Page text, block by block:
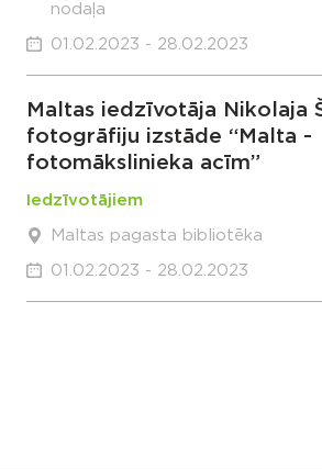
nodaļa
01.02.2023 - 28.02.2023
Maltas iedzīvotāja Nikolaja
fotogrāfiju izstāde “Malta -
fotomākslinieka acīm”
Iedzīvotājiem
Maltas pagasta bibliotēka
01.02.2023 - 28.02.2023